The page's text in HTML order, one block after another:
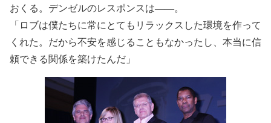
おくる。デンゼルのレスポンスは――。
「ロブは僕たちに常にとてもリラックスした環境を作って
くれた。だから不安を感じることもなかったし、本当に信
頼できる関係を築けたんだ」